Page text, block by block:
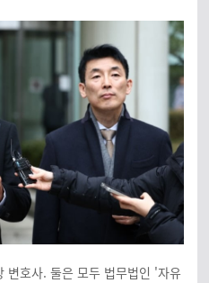
변호사. 둘은 모두 법무법인 '자유